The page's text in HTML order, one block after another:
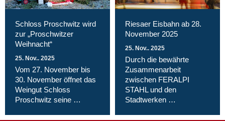
Schloss Proschwitz wird
zur „Proschwitzer
Weihnacht“
25. Nov.. 2025
Vom 27. November bis
30. November öffnet das
Weingut Schloss
Proschwitz seine …
Riesaer Eisbahn ab 28.
November 2025
25. Nov.. 2025
Durch die bewährte
Zusammenarbeit
zwischen FERALPI
STAHL und den
Stadtwerken …